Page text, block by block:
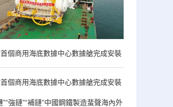
個商用海底數據中心數據艙完成安裝
個商用海底數據中心數據艙完成安裝
”“強鏈”“補鏈”中國鋼鐵製造蜚聲海內外